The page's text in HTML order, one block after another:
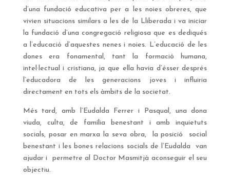
d’una fundació educativa per a les noies obreres, que
vivien situacions similars a les de la Lliberada i va iniciar
la fundació d’una congregació religiosa que es dediqués
a l’educació d’aquestes nenes i noies. L’educació de les
dones era fonamental, tant la formació humana,
intel·lectual i cristiana, ja que ella havia d’ésser després
l’educadora de les generacions joves i influiria
directament en tots els àmbits de la societat.
Més tard, amb l’Eudalda Ferrer i Pasqual, una dona
viuda, culta, de família benestant i amb inquietuts
socials, posar en marxa la seva obra, la posició social
benestant i les bones relacions socials de l’Eudalda van
ajudar i permetre al Doctor Masmitjà aconseguir el seu
objectiu.